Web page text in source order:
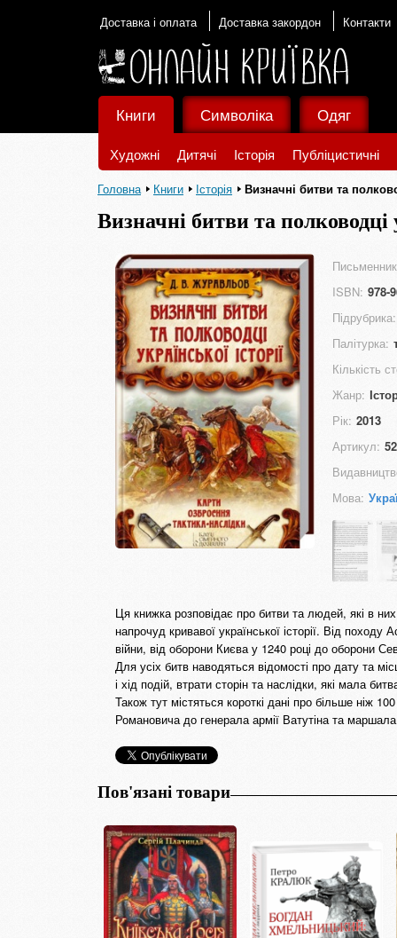
Доставка і оплата Доставка закордон Контакти
Книги
Художні Дитячі Історія Публіцистичні
Символіка Одяг
Головна Книги Історія Визначні битви та
Визначні битви та полководці
ISBN: 978-
Підрубрика:
Палітурка:
Кількість
Жанр:
Рік: 2013
Артикул:
Мова:
Ця книжка розповідає про битви та людей, які в
напрочуд кривавої української історії. Від
війни, від оборони Києва у 1240 році до оборони
Для усіх битв наводяться відомості про дату та
і хід подій, втрати сторін та наслідки, які мала
Також тут містяться короткі дані про більше ніж
Романовича до генерала армії Ватутіна та
Пов'язані товари